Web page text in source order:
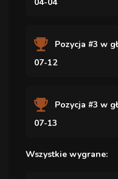
Pozycja #3 w
07-12
Pozycja #3 w
07-13
Wszystkie wygrane: